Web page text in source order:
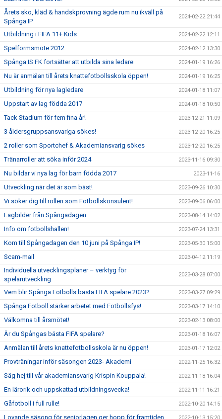
Årets sko, kläd & handskprovning ägde rum nu ikväll på
Spånga IP
2024-02-22 21:44
Utbildning i FIFA 11+ Kids 2024-02-22 12:11
Spelformsmöte 2012 2024-02-12 13:30
Spånga IS FK fortsätter att utbilda sina ledare 2024-01-19 16:26
Nu är anmälan till årets knattefotbollsskola öppen! 2024-01-19 16:25
Utbildning för nya lagledare 2024-01-18 11:07
Uppstart av lag födda 2017 2024-01-18 10:50
Tack Stadium för fem fina år! 2023-12-21 11:09
3 åldersgruppsansvariga sökes! 2023-12-20 16:25
2 roller som Sportchef & Akademiansvarig sökes 2023-12-20 16:25
Tränarroller att söka inför 2024 2023-11-16 09:30
Nu bildar vi nya lag för barn födda 2017 2023-11-16
Utveckling när det är som bäst! 2023-09-26 10:30
Vi söker dig till rollen som Fotbollskonsulent! 2023-09-06 06:00
Lagbilder från Spångadagen 2023-08-14 14:02
Info om fotbollshallen! 2023-07-24 13:31
Kom till Spångadagen den 10 juni på Spånga IP! 2023-05-30 15:00
Scam-mail 2023-04-12 11:19
Individuella utvecklingsplaner – verktyg för
spelarutveckling
2023-03-28 07:00
Vem blir Spånga Fotbolls bästa FIFA spelare 2023? 2023-03-27 09:29
Spånga Fotboll stärker arbetet med Fotbollsfys! 2023-03-17 14:10
Välkomna till årsmötet! 2023-02-13 08:00
Är du Spångas bästa FIFA spelare? 2023-01-18 16:07
Anmälan till årets knattefotbollsskola är nu öppen! 2023-01-17 12:02
Provträningar inför säsongen 2023- Akademi 2022-11-25 16:32
Säg hej till vår akademiansvarig Krispin Kouppala! 2022-11-18 16:04
En lärorik och uppskattad utbildningsvecka! 2022-11-11 16:21
Gåfotboll i full rulle! 2022-10-20 14:15
Lovande säsong för seniorlagen ger hopp för framtiden